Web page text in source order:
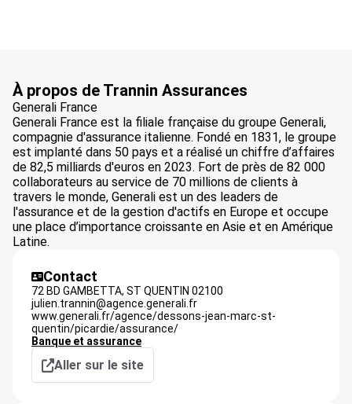
À propos de Trannin Assurances
Generali France
Generali France est la filiale française du groupe Generali,
compagnie d'assurance italienne. Fondé en 1831, le groupe
est implanté dans 50 pays et a réalisé un chiffre d’affaires
de 82,5 milliards d'euros en 2023. Fort de près de 82 000
collaborateurs au service de 70 millions de clients à
travers le monde, Generali est un des leaders de
l'assurance et de la gestion d'actifs en Europe et occupe
une place d’importance croissante en Asie et en Amérique
Latine.
Contact
72 BD GAMBETTA, ST QUENTIN 02100
julien.trannin@agence.generali.fr
www.generali.fr/agence/dessons-jean-marc-st-
quentin/picardie/assurance/
Banque et assurance
Aller sur le site